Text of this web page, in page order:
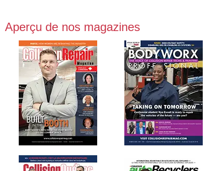
Aperçu de nos magazines